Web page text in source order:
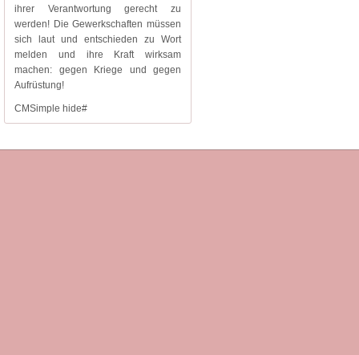
ihrer Verantwortung gerecht zu
werden! Die Gewerkschaften müssen
sich laut und entschieden zu Wort
melden und ihre Kraft wirksam
machen: gegen Kriege und gegen
Aufrüstung!
CMSimple hide#